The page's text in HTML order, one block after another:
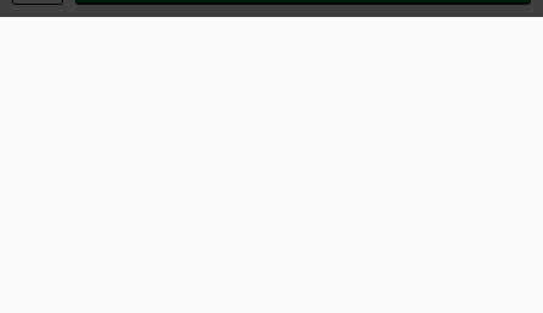
Alle Preise inkl. gesetzlicher Mehrwertsteuer, zzgl.Versandkosten